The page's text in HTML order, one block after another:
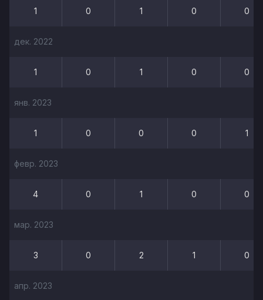
1 0 1 0 0
дек. 2022
1 0 1 0 0
янв. 2023
1 0 0 0 1
февр. 2023
4 0 1 0 0
мар. 2023
3 0 2 1 0
апр. 2023